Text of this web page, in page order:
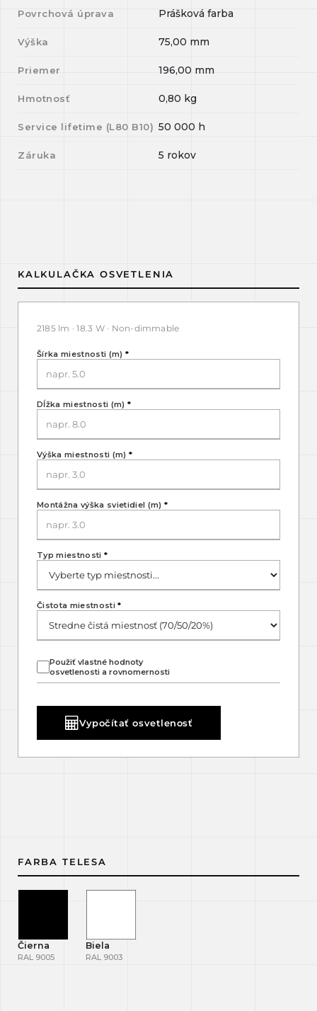
Povrchová úprava Prášková farba
Výška 75,00 mm
Priemer 196,00 mm
Hmotnosť 0,80 kg
Service lifetime (L80 B10) 50 000 h
Záruka 5 rokov
KALKULAČKA OSVETLENIA
2185 lm · 18.3 W · Non-dimmable
Šírka miestnosti (m) *
Dĺžka miestnosti (m) *
Výška miestnosti (m) *
Montážna výška svietidiel (m) *
Typ miestnosti *
Použiť vlastné hodnoty
osvetlenosti a rovnomernosti
Čistota miestnosti*
Vypočítať osvetlenosť
FARBA TELESA
Čierna
RAL 9005
Biela
RAL 9003